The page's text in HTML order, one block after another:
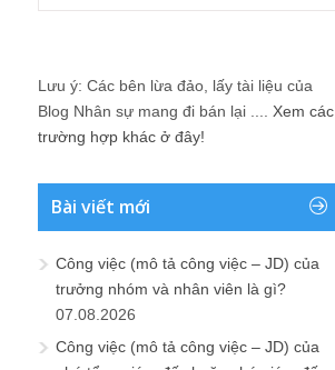
Lưu ý: Các bên lừa đảo, lấy tài liệu của
Blog Nhân sự mang đi bán lại .... Xem các
trường hợp khác ở đây!
Bài viết mới
Công việc (mô tả công việc – JD) của
trưởng nhóm và nhân viên là gì?
07.08.2026
Công việc (mô tả công việc – JD) của